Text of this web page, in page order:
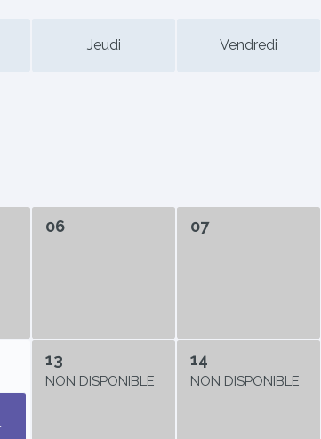
Jeudi Vendredi
06 07
13
NON DISPONIBLE
14
NON DISPONIBLE